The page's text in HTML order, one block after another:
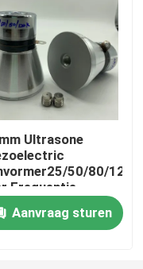
Ultrasone
50/80/120k
Frequentie
Aanvraag sturen